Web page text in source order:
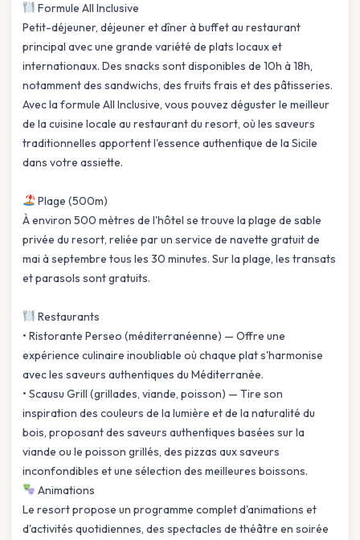
Formule All Inclusive
Petit-déjeuner, déjeuner et dîner à buffet au restaurant
principal avec une grande variété de plats locaux et
internationaux. Des snacks sont disponibles de 10h à 18h,
notamment des sandwichs, des fruits frais et des pâtisseries.
Avec la formule All Inclusive, vous pouvez déguster le meilleur
de la cuisine locale au restaurant du resort, où les saveurs
traditionnelles apportent l'essence authentique de la Sicile
dans votre assiette.
Plage (500m)
À environ 500 mètres de l'hôtel se trouve la plage de sable
privée du resort, reliée par un service de navette gratuit de
mai à septembre tous les 30 minutes. Sur la plage, les transats
et parasols sont gratuits.
Restaurants
• Ristorante Perseo (méditerranéenne) — Offre une
expérience culinaire inoubliable où chaque plat s'harmonise
avec les saveurs authentiques du Méditerranée.
• Scausu Grill (grillades, viande, poisson) — Tire son
inspiration des couleurs de la lumière et de la naturalité du
bois, proposant des saveurs authentiques basées sur la
viande ou le poisson grillés, des pizzas aux saveurs
inconfondibles et une sélection des meilleures boissons.
Animations
Le resort propose un programme complet d'animations et
d'activités quotidiennes, des spectacles de théâtre en soirée